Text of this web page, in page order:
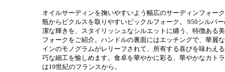
オイルサーディンを掬いやすいよう幅広のサーディンフォー
瓶からピクルスを取りやすいピックルフォーク。 950シルバ
潔な輝きを、スタイリッシュなシルエットに纏う、特徴ある
フォークをご紹介。ハンドルの裏面にはエッチングで、華麗
インのモノグラムがレリーフされて、所有する喜びを味わえ
巧な細工を愉しめます。食卓を華やかに彩る、華やかなカト
は19世紀のフランスから。